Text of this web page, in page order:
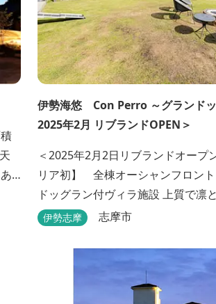
伊勢海悠 Con Perro ～グランド
2025年2月 リブランドOPEN＞
＜2025年2月2日リブランドオープ
リア初】 全棟オーシャンフロント
ドッグラン付ヴィラ施設 上質で凛としたブラックカ
ラーのデザインの佇まいに、プライ
フロント。 颯爽とした広いプライ
と青色に輝く英虞湾を眺める最高の
インクルーシブサービスのお部屋入...
伊勢志摩 志摩市